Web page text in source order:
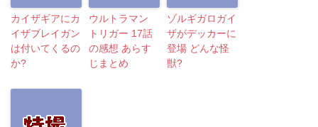
カイザギアにカ
イザブレイガン
は付いてくるの
か?
ウルトラマン
トリガー 17話
の感想 あらす
じまとめ
ゾルギガロガイ
ザがデッカーに
登場 どんな怪
獣?